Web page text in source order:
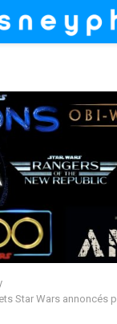
Star Wars annoncés